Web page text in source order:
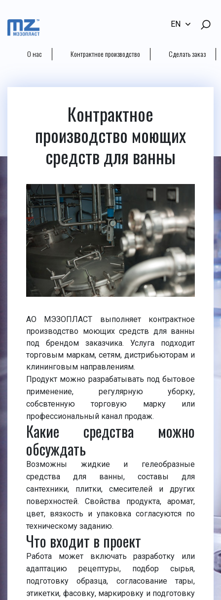
EN
О нас Контрактное производство Сделать заказ
Контрактное
производство моющих
средств для ванны
АО МЭЗОПЛАСТ выполняет контрактное
производство моющих средств для ванны
под брендом заказчика. Услуга подходит
торговым маркам, сетям, дистрибьюторам и
клининговым направлениям.
Продукт можно разрабатывать под бытовое
применение, регулярную уборку,
собсвтенную торговую марку или
профессиональный канал продаж.
Какие средства можно
обсуждать
Возможны жидкие и гелеобразные
средства для ванны, составы для
сантехники, плитки, смесителей и других
поверхностей. Свойства продукта, аромат,
цвет, вязкость и упаковка согласуются по
техническому заданию.
Что входит в проект
Работа может включать разработку или
адаптацию рецептуры, подбор сырья,
подготовку образца, согласование тары,
этикетки, фасовку, маркировку и подготовку